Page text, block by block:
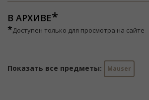
В АРХИВЕ
*Доступен только для просмотра на сайте
Показать все предметы: Mauser